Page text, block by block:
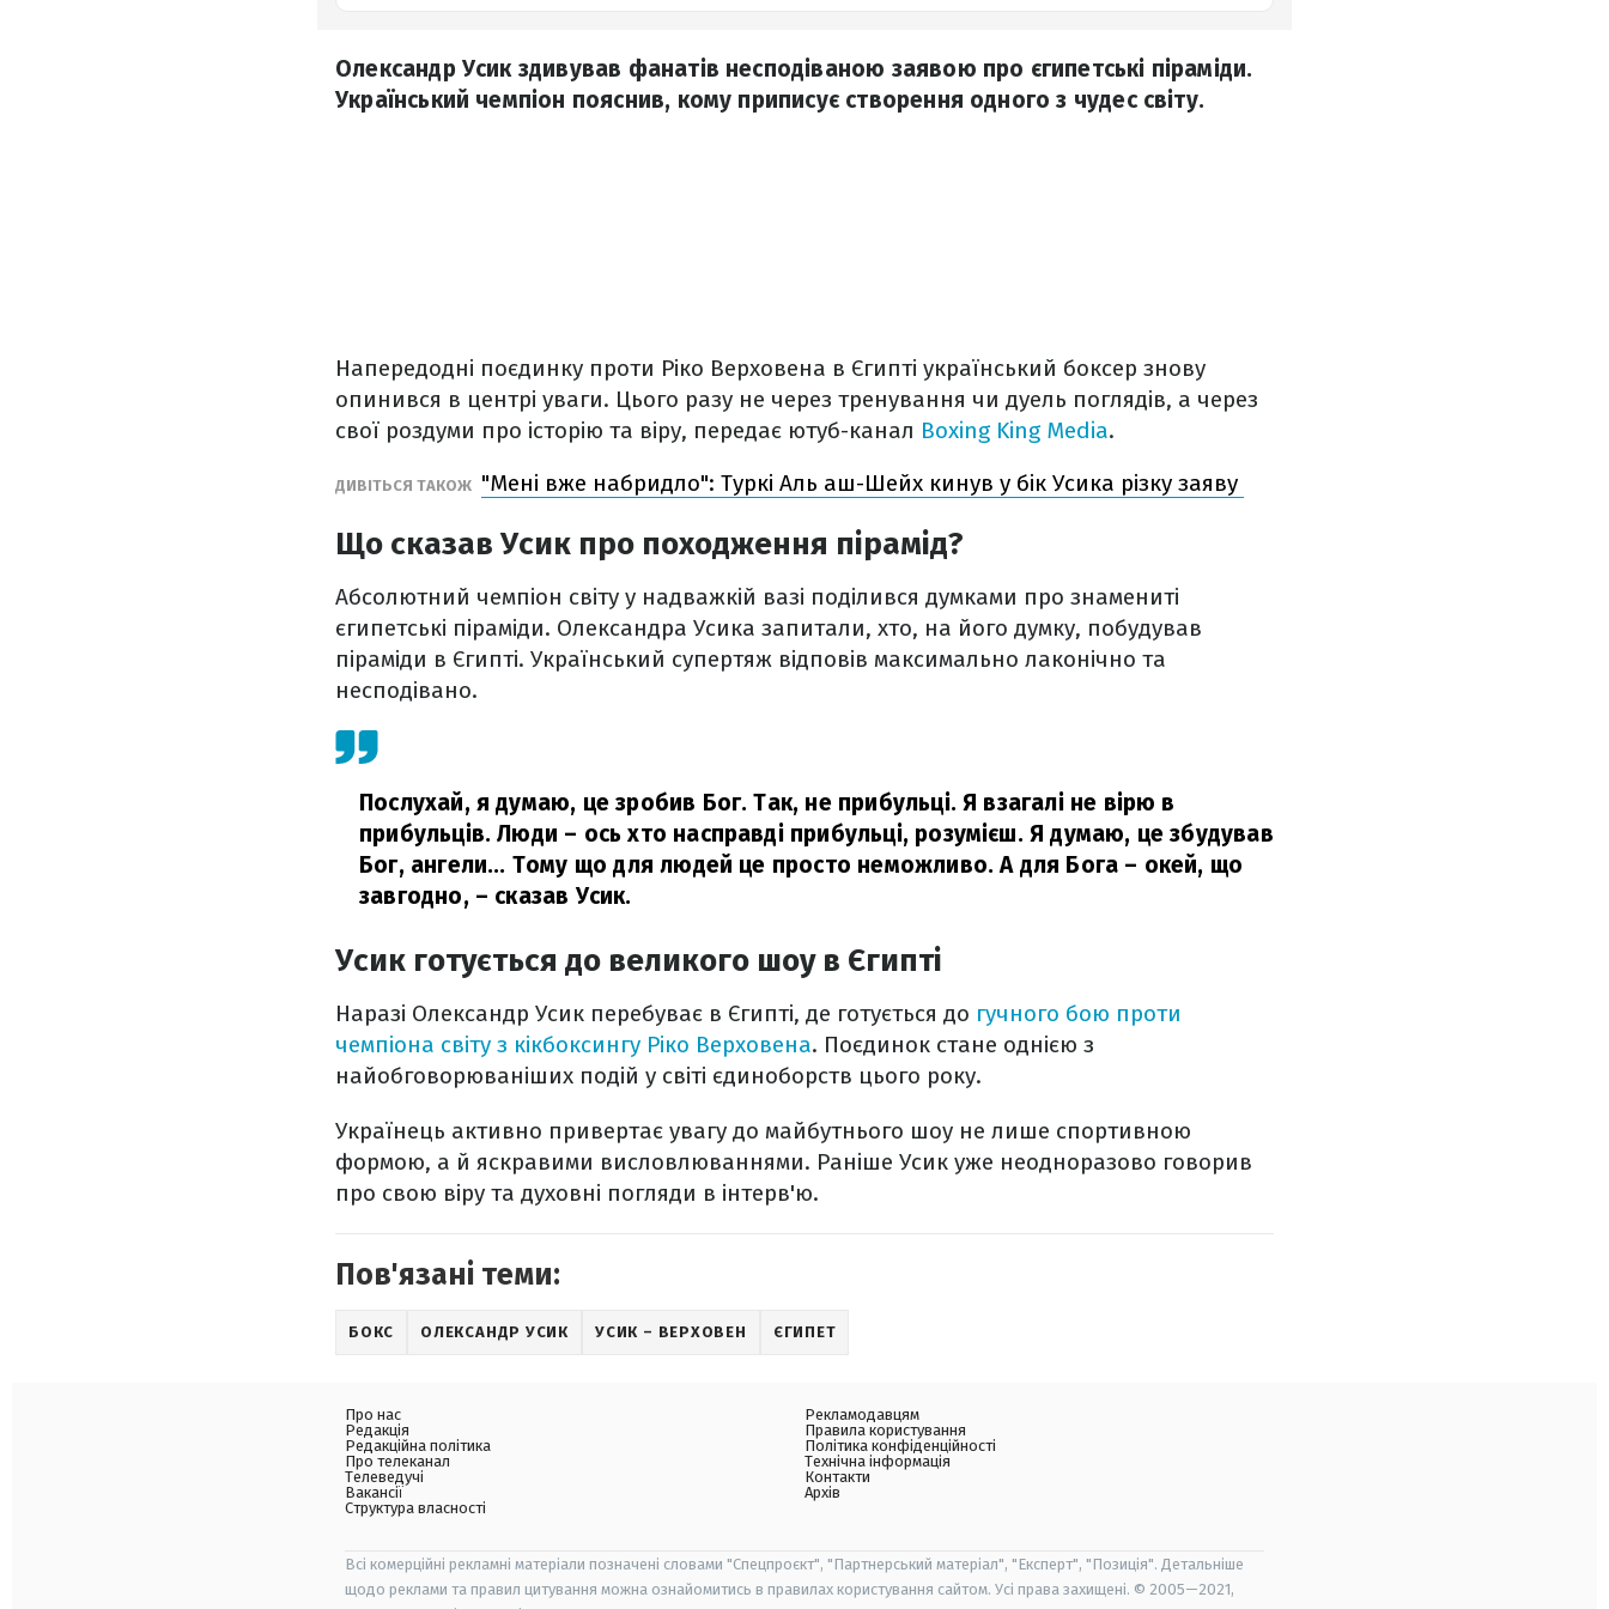
Олександр Усик здивував фанатів несподіваною заявою про єгипетські піраміди.
Український чемпіон пояснив, кому приписує створення одного з чудес світу.
Напередодні поєдинку проти Ріко Верховена в Єгипті український боксер знову
опинився в центрі уваги. Цього разу не через тренування чи дуель поглядів, а через
свої роздуми про історію та віру, передає ютуб-канал Boxing King Media.
ДИВІТЬСЯ ТАКОЖ "Мені вже набридло": Туркі Аль аш-Шейх кинув у бік Усика різку заяву
Що сказав Усик про походження пірамід?
Абсолютний чемпіон світу у надважкій вазі поділився думками про знамениті
єгипетські піраміди. Олександра Усика запитали, хто, на його думку, побудував
піраміди в Єгипті. Український супертяж відповів максимально лаконічно та
несподівано.
Послухай, я думаю, це зробив Бог. Так, не прибульці. Я взагалі не вірю в
прибульців. Люди – ось хто насправді прибульці, розумієш. Я думаю, це збудував
Бог, ангели... Тому що для людей це просто неможливо. А для Бога – окей, що
завгодно, – сказав Усик.
Усик готується до великого шоу в Єгипті
Наразі Олександр Усик перебуває в Єгипті, де готується до гучного бою проти
чемпіона світу з кікбоксингу Ріко Верховена. Поєдинок стане однією з
найобговорюваніших подій у світі єдиноборств цього року.
Українець активно привертає увагу до майбутнього шоу не лише спортивною
формою, а й яскравими висловлюваннями. Раніше Усик уже неодноразово говорив
про свою віру та духовні погляди в інтерв'ю.
Пов'язані теми:
БОКС ОЛЕКСАНДР УСИК УСИК – ВЕРХОВЕН ЄГИПЕТ
Про нас
Редакція
Редакційна політика
Про телеканал
Телеведучі
Вакансії
Структура власності
Рекламодавцям
Правила користування
Політика конфіденційності
Технічна інформація
Контакти
Архів
Всі комерційні рекламні матеріали позначені словами "Спецпроєкт", "Партнерський матеріал", "Експерт", "Позиція". Детальніше
щодо реклами та правил цитування можна ознайомитись в правилах користування сайтом. Усі права захищені. © 2005—2021,